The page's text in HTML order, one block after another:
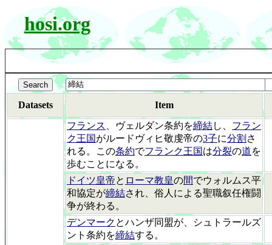
hosi.org
Datasets Item
フランス 、ヴェルダン条約を締結し、 フラン
ク王国がルードヴィヒ敬虔帝の3子に分割 さ
れる。この条約でフランク王国は分裂の道を
歩むことになる。
ドイツ皇帝と ローマ教皇の間でウォルムス平
和協定が締結され、俗人による聖職叙任権闘
争が終わる。
デンマーク とハンザ同盟が、シュトラールズ
ント条約を締結する。